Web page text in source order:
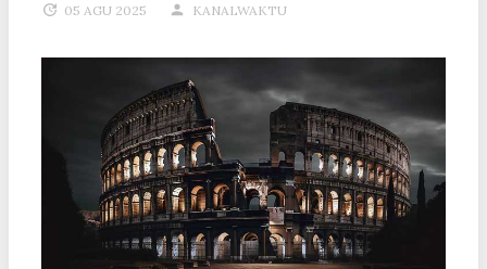
05 AGU 2025 KANALWAKTU